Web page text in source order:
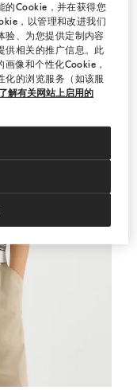
的Cookie，并在获得您
，以管理和改进我们
验、为您提供定制内容
供相关的推广信息。此
像和个性化Cookie，
化的浏览服务（如该服
解有关网站上启用的